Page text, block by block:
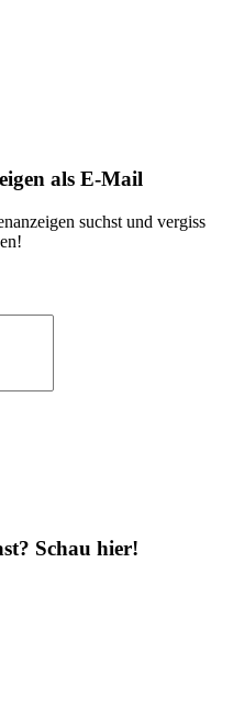
als E-Mail
suchst und vergiss
Schau hier!